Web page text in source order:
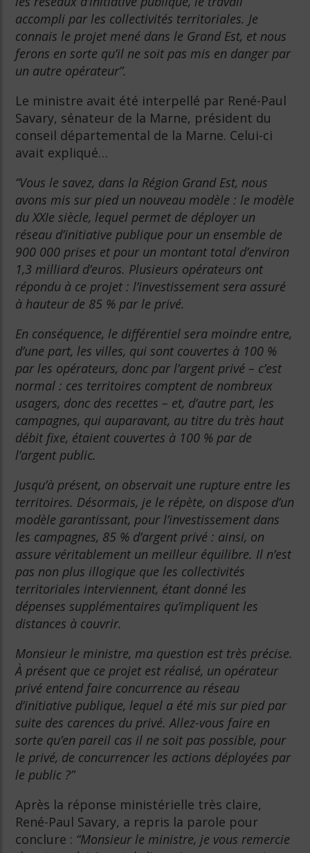
accompli par les collectivités territoriales. Je
connais le projet mené dans le Grand Est, et nous
ferons en sorte qu’il ne soit pas mis en danger par
un autre opérateur”.
Le ministre avait été interpellé par René-Paul
Savary, sénateur de la Marne, président du
conseil départemental de la Marne. Celui-ci
avait expliqué…
“Vous le savez, dans la Région Grand Est, nous
avons mis sur pied un nouveau modèle : le modèle
du XXIe siècle, lequel permet de déployer un
réseau d’initiative publique pour un ensemble de
900 000 prises et pour un montant total d’environ
1,3 milliard d’euros. Plusieurs opérateurs ont
répondu à ce projet : l’investissement sera assuré
à hauteur de 85 % par le privé.
En conséquence, le différentiel sera moindre entre,
d’une part, les villes, qui sont couvertes à 100 %
par les opérateurs, donc par l’argent privé – c’est
normal : ces territoires comptent de nombreux
usagers, donc des recettes – et, d’autre part, les
campagnes, qui auparavant, au titre du très haut
débit fixe, étaient couvertes à 100 % par de
l’argent public.
Jusqu’à présent, on observait une rupture entre les
territoires. Désormais, je le répète, on dispose d’un
modèle garantissant, pour l’investissement dans
les campagnes, 85 % d’argent privé : ainsi, on
assure véritablement un meilleur équilibre. Il n’est
pas non plus illogique que les collectivités
territoriales interviennent, étant donné les
dépenses supplémentaires qu’impliquent les
distances à couvrir.
Monsieur le ministre, ma question est très précise.
À présent que ce projet est réalisé, un opérateur
privé entend faire concurrence au réseau
d’initiative publique, lequel a été mis sur pied par
suite des carences du privé. Allez-vous faire en
sorte qu’en pareil cas il ne soit pas possible, pour
le privé, de concurrencer les actions déployées par
le public ?”
Après la réponse ministérielle très claire,
René-Paul Savary, a repris la parole pour
conclure : “Monsieur le ministre, je vous remercie